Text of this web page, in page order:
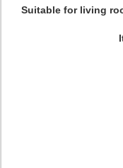
Suitable for living